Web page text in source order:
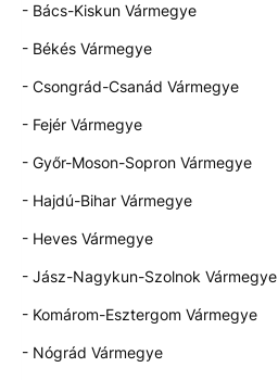
- Bács-Kiskun Vármegye
- Békés Vármegye
- Csongrád-Csanád Vármegye
- Fejér Vármegye
- Győr-Moson-Sopron Vármegye
- Hajdú-Bihar Vármegye
- Heves Vármegye
- Jász-Nagykun-Szolnok Vármegye
- Komárom-Esztergom Vármegye
- Nógrád Vármegye